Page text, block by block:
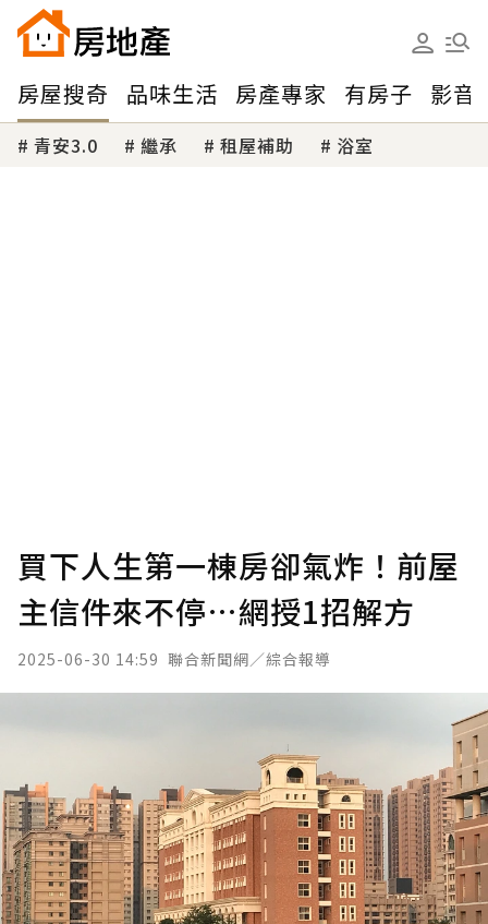
房屋搜奇 品味生活 房產專家 有房子 影音
青安3.0 繼承 租屋補助 浴室
買下人生第一棟房卻氣炸！前屋
主信件來不停…網授1招解方
2025-06-30 14:59 聯合新聞網／綜合報導